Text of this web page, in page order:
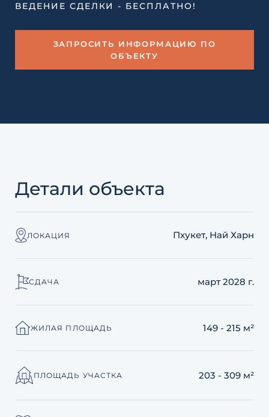
ВЕДЕНИЕ СДЕЛКИ - БЕСПЛАТНО!
ЗАПРОСИТЬ ИНФОРМАЦИЮ ПО
ОБЪЕКТУ
Детали объекта
ЛОКАЦИЯ Пхукет, Най Харн
СДАЧА март 2028 г.
ЖИЛАЯ ПЛОЩАДЬ 149 - 215 м²
ПЛОЩАДЬ УЧАСТКА 203 - 309 м²